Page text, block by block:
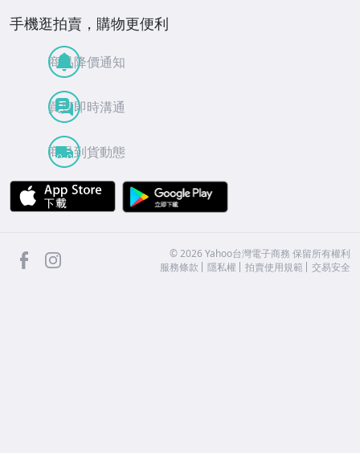
手機逛拍賣，購物更便利
商品降價通知
買賣即時溝通
商品到貨動態
APP Store
facebook ©2026 Yahoo台灣電子商務 保留所有權利
服務條款
隱私權 拍賣使用規範 交易安全